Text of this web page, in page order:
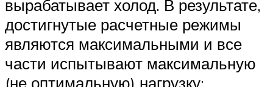
вырабатывает холод. В результате,
достигнутые расчетные режимы
являются максимальными и все
части испытывают максимальную
(не оптимальную) нагрузку: